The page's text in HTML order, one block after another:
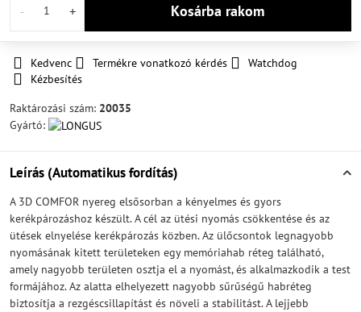
Kosárba rakom
Kedvenc Termékre vonatkozó kérdés
Watchdog
Kézbesítés
Raktározási szám: 20035
Gyártó:
Leírás (Automatikus fordítás)
A 3D COMFOR nyereg elsősorban a kényelmes és gyors
kerékpározáshoz készült. A cél az ütési nyomás csökkentése és az
ütések elnyelése kerékpározás közben. Az ülőcsontok legnagyobb
nyomásának kitett területeken egy memóriahab réteg található,
amely nagyobb területen osztja el a nyomást, és alkalmazkodik a test
formájához. Az alatta elhelyezett nagyobb sűrűségű habréteg
biztosítja a rezgéscsillapítást és növeli a stabilitást. A lejjebb